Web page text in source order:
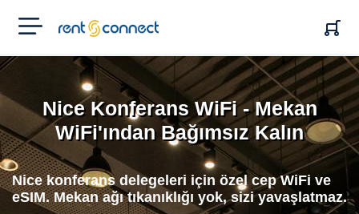
RENT'N
CONNECT
Nice Konferans WiFi - Mekan
WiFi'ından Bağımsız Kalın
Nice konferans delegeleri için özel cep WiFi ve
eSIM. Mekan ağı tıkanıklığı yok, sizi yavaşlatmaz.